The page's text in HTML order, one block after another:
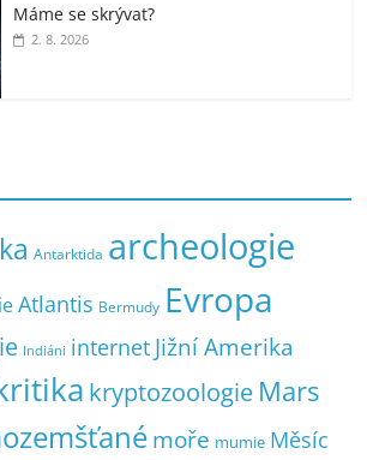
Máme se skrývat?
2. 8. 2026
Antarktida archeologie
Atlantis Bermudy Evropa
Indiáni internet Jižní Amerika
kryptozoologie Mars
moře mumie Měsíc